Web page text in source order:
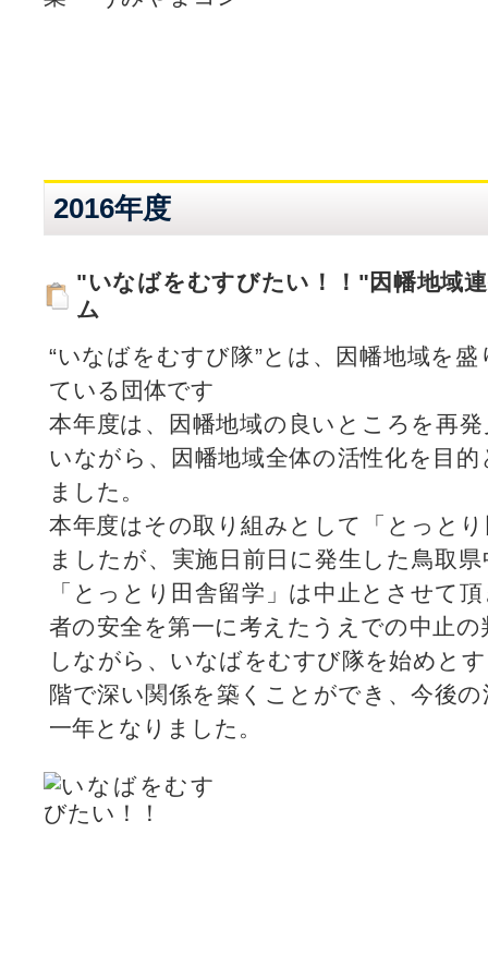
2016年度
"いなばをむすびたい！！"因幡地域
ム
“いなばをむすび隊”とは、因幡地域を
ている団体です
本年度は、因幡地域の良いところを再
いながら、因幡地域全体の活性化を目
ました。
本年度はその取り組みとして「とっと
ましたが、実施日前日に発生した鳥取
「とっとり田舎留学」は中止とさせて
者の安全を第一に考えたうえでの中止
しながら、いなばをむすび隊を始めと
階で深い関係を築くことができ、今後
一年となりました。